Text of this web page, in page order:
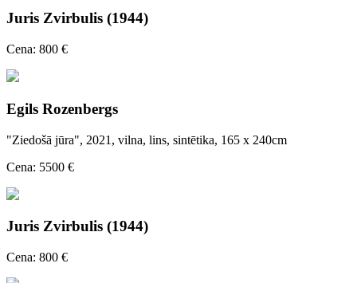
Juris Zvirbulis (1944)
Cena: 800 €
Egils Rozenbergs
"Ziedošā jūra", 2021, vilna, lins, sintētika, 165 x 240cm
Cena: 5500 €
Juris Zvirbulis (1944)
Cena: 800 €